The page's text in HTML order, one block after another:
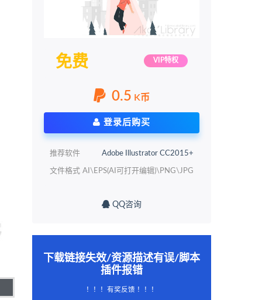
免费 VIP特权
0.5 K币
登录后购买
推荐软件 Adobe Illustrator CC2015+
文件格式 AI\EPS(AI可打开编辑)\PNG\JPG
QQ咨询
下载链接失效/资源描述有误/脚本
插件报错
！！！有奖反馈 ！！！